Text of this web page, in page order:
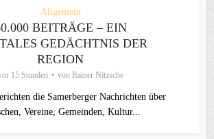
Allgemein
BEITRÄGE – EIN
GEDÄCHTNIS DER
REGION
15 Stunden von Rainer Nitzsche
die Samerberger Nachrichten über
Vereine, Gemeinden, Kultur...